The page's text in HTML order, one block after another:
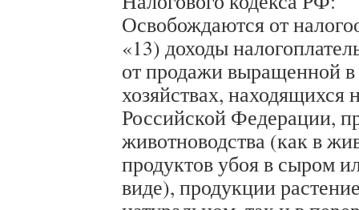
Освобождаются от
«13) доходы
от продажи выращенной
хозяйствах, находящихся
Российской Федерации,
животноводства (как в
продуктов убоя в сыром
виде), продукции